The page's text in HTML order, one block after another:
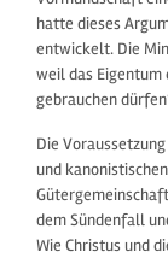
hatte dieses
entwickelt. Die
weil das Eigentum
gebrauchen
Die
und
dem Sündenfall
Wie Christus und